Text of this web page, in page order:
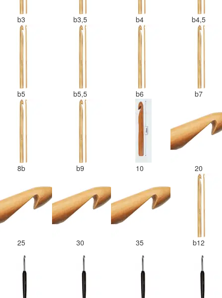
b3 b3,5 b4 b4,5
b5 b5,5 b6 b7
8b b9 10 20
25 30 35 b12